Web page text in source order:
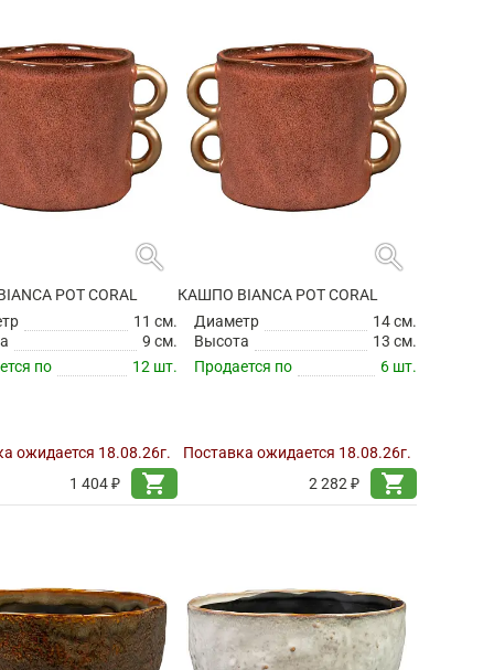
search
POT CORAL
11 см.
9 см.
по
12 шт.
ожидается 18.08.26г.
1 404 ₽
shopping_cart
search
КАШПО BIANCA POT CORAL
Диаметр
14 см.
Высота
13 см.
Продается по
6 шт.
Поставка ожидается 18.08.26г.
2 282 ₽
shopping_cart